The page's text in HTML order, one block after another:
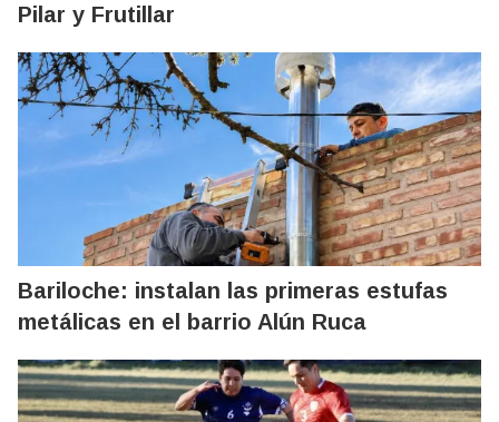
Pilar y Frutillar
Bariloche: instalan las primeras estufas
metálicas en el barrio Alún Ruca